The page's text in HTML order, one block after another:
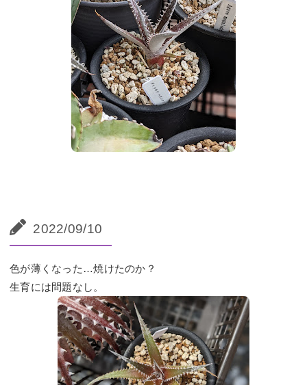
2022/09/10
色が薄くなった…焼けたのか？
生育には問題なし。